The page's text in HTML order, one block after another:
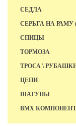
СЕДЛА
СЕРЬГА НА РАМУ
СПИЦЫ
ТОРМОЗА
ТРОСА \
ЦЕПИ
ШАТУНЫ
BMX